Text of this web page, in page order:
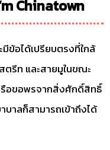
Chinatown
ข้อได้เปรียบตรงที่ใกล้
รีท และสายมูในขณะ
รือขอพรจากสิ่งศักดิ์สิทธิ์
าลก็สามารถเข้าถึงได้